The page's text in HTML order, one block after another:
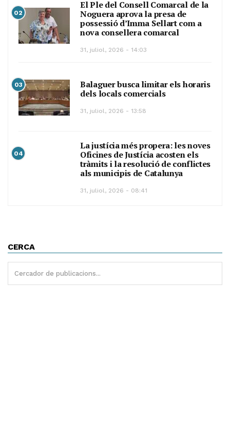
02
El Ple del Consell Comarcal de la
Noguera aprova la presa de
possessió d’Imma Sellart com a
nova consellera comarcal
31, juliol, 2026 - 14:03
03
Balaguer busca limitar els horaris
dels locals comercials
31, juliol, 2026 - 13:58
04
La justícia més propera: les noves
Oficines de Justícia acosten els
tràmits i la resolució de conflictes
als municipis de Catalunya
31, juliol, 2026 - 08:41
CERCA